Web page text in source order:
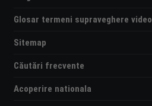
Glosar termeni supraveghere video
Sitemap
Căutări frecvente
Acoperire nationala